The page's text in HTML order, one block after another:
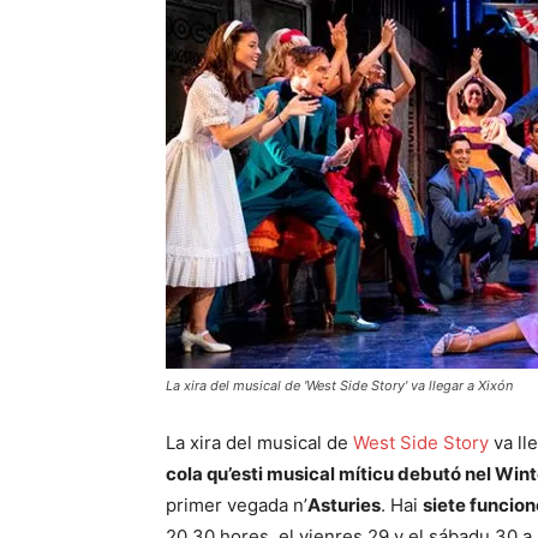
La xira del musical de 'West Side Story' va llegar a Xixón
La xira del musical de West Side Story va
cola qu’esti musical míticu debutó nel
primer vegada n’Asturies. Hai siete